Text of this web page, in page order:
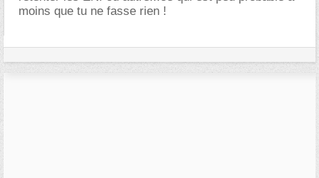
moins que tu ne fasse rien !